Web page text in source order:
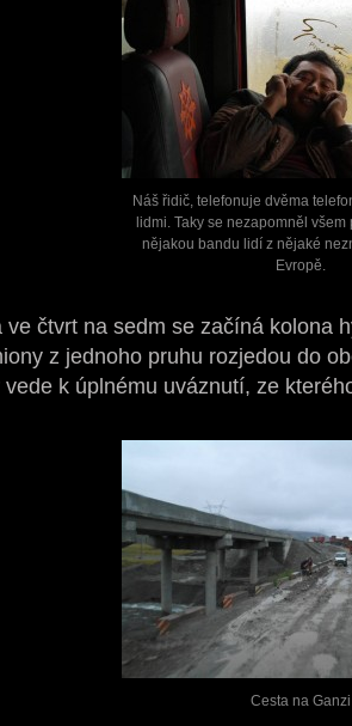
Náš řidič, telefonuje dvěma
lidmi. Taky se nezapomněl
nějakou bandu lidí z nějaké
Evropě.
ve čtvrt na sedm se začíná kolona
z jednoho pruhu rozjedou do
vede k úplnému uváznutí, ze
Cesta na Ganzi